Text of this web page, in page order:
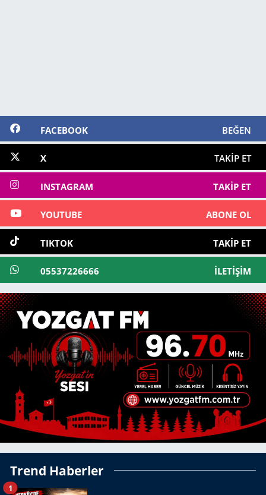
FACEBOOK BEĞEN
X TAKIP ET
INSTAGRAM TAKIP ET
YOUTUBE ABONE OL
TIKTOK TAKIP ET
05537226666 İLETIŞIM
Trend Haberler
1